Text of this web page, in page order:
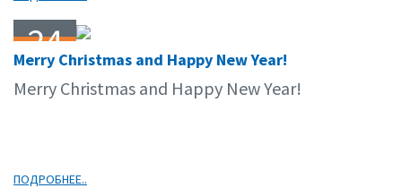
24
12.12
Merry Christmas and Happy New Year!
Merry Christmas and Happy New Year!
ПОДРОБНЕЕ..